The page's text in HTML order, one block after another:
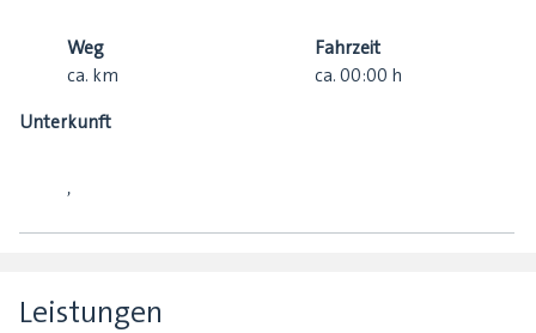
Weg
ca. km
Fahrzeit
ca. 00:00 h
Unterkunft
,
Leistungen